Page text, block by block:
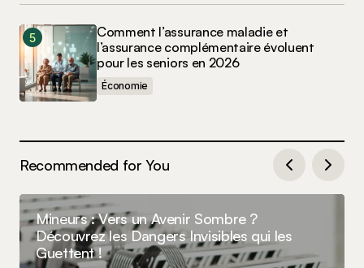
Comment l’assurance maladie et
l’assurance complémentaire évoluent
pour les seniors en 2026
Économie
Recommended for You
Mineurs : Vers un Avenir Sombre ?
Découvrez les Dangers Invisibles qui les
Guettent !